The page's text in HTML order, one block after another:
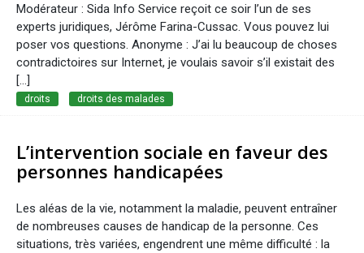
Modérateur : Sida Info Service reçoit ce soir l’un de ses
experts juridiques, Jérôme Farina-Cussac. Vous pouvez lui
poser vos questions. Anonyme : J’ai lu beaucoup de choses
contradictoires sur Internet, je voulais savoir s’il existait des
[…]
droits droits des malades
L’intervention sociale en faveur des
personnes handicapées
Les aléas de la vie, notamment la maladie, peuvent entraîner
de nombreuses causes de handicap de la personne. Ces
situations, très variées, engendrent une même difficulté : la